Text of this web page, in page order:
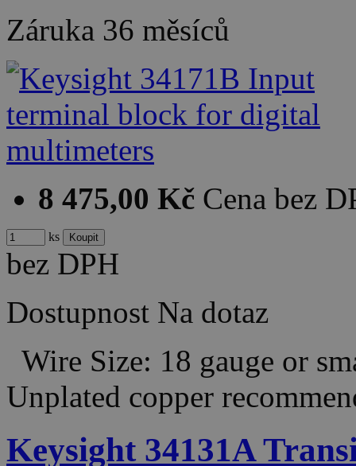
Záruka 36 měsíců
8 475,00 Kč Cena bez
ks
bez DPH
Dostupnost Na dotaz
Wire Size: 18 gauge or
Unplated copper
Keysight 34131A